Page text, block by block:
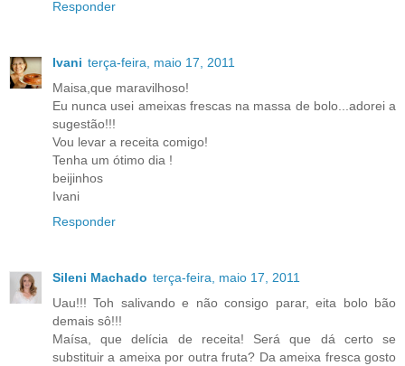
Responder
Ivani terça-feira, maio 17, 2011
Maisa,que maravilhoso!
Eu nunca usei ameixas frescas na massa de bolo...adorei a
sugestão!!!
Vou levar a receita comigo!
Tenha um ótimo dia !
beijinhos
Ivani
Responder
Sileni Machado terça-feira, maio 17, 2011
Uau!!! Toh salivando e não consigo parar, eita bolo bão
demais sô!!!
Maísa, que delícia de receita! Será que dá certo se
substituir a ameixa por outra fruta? Da ameixa fresca gosto